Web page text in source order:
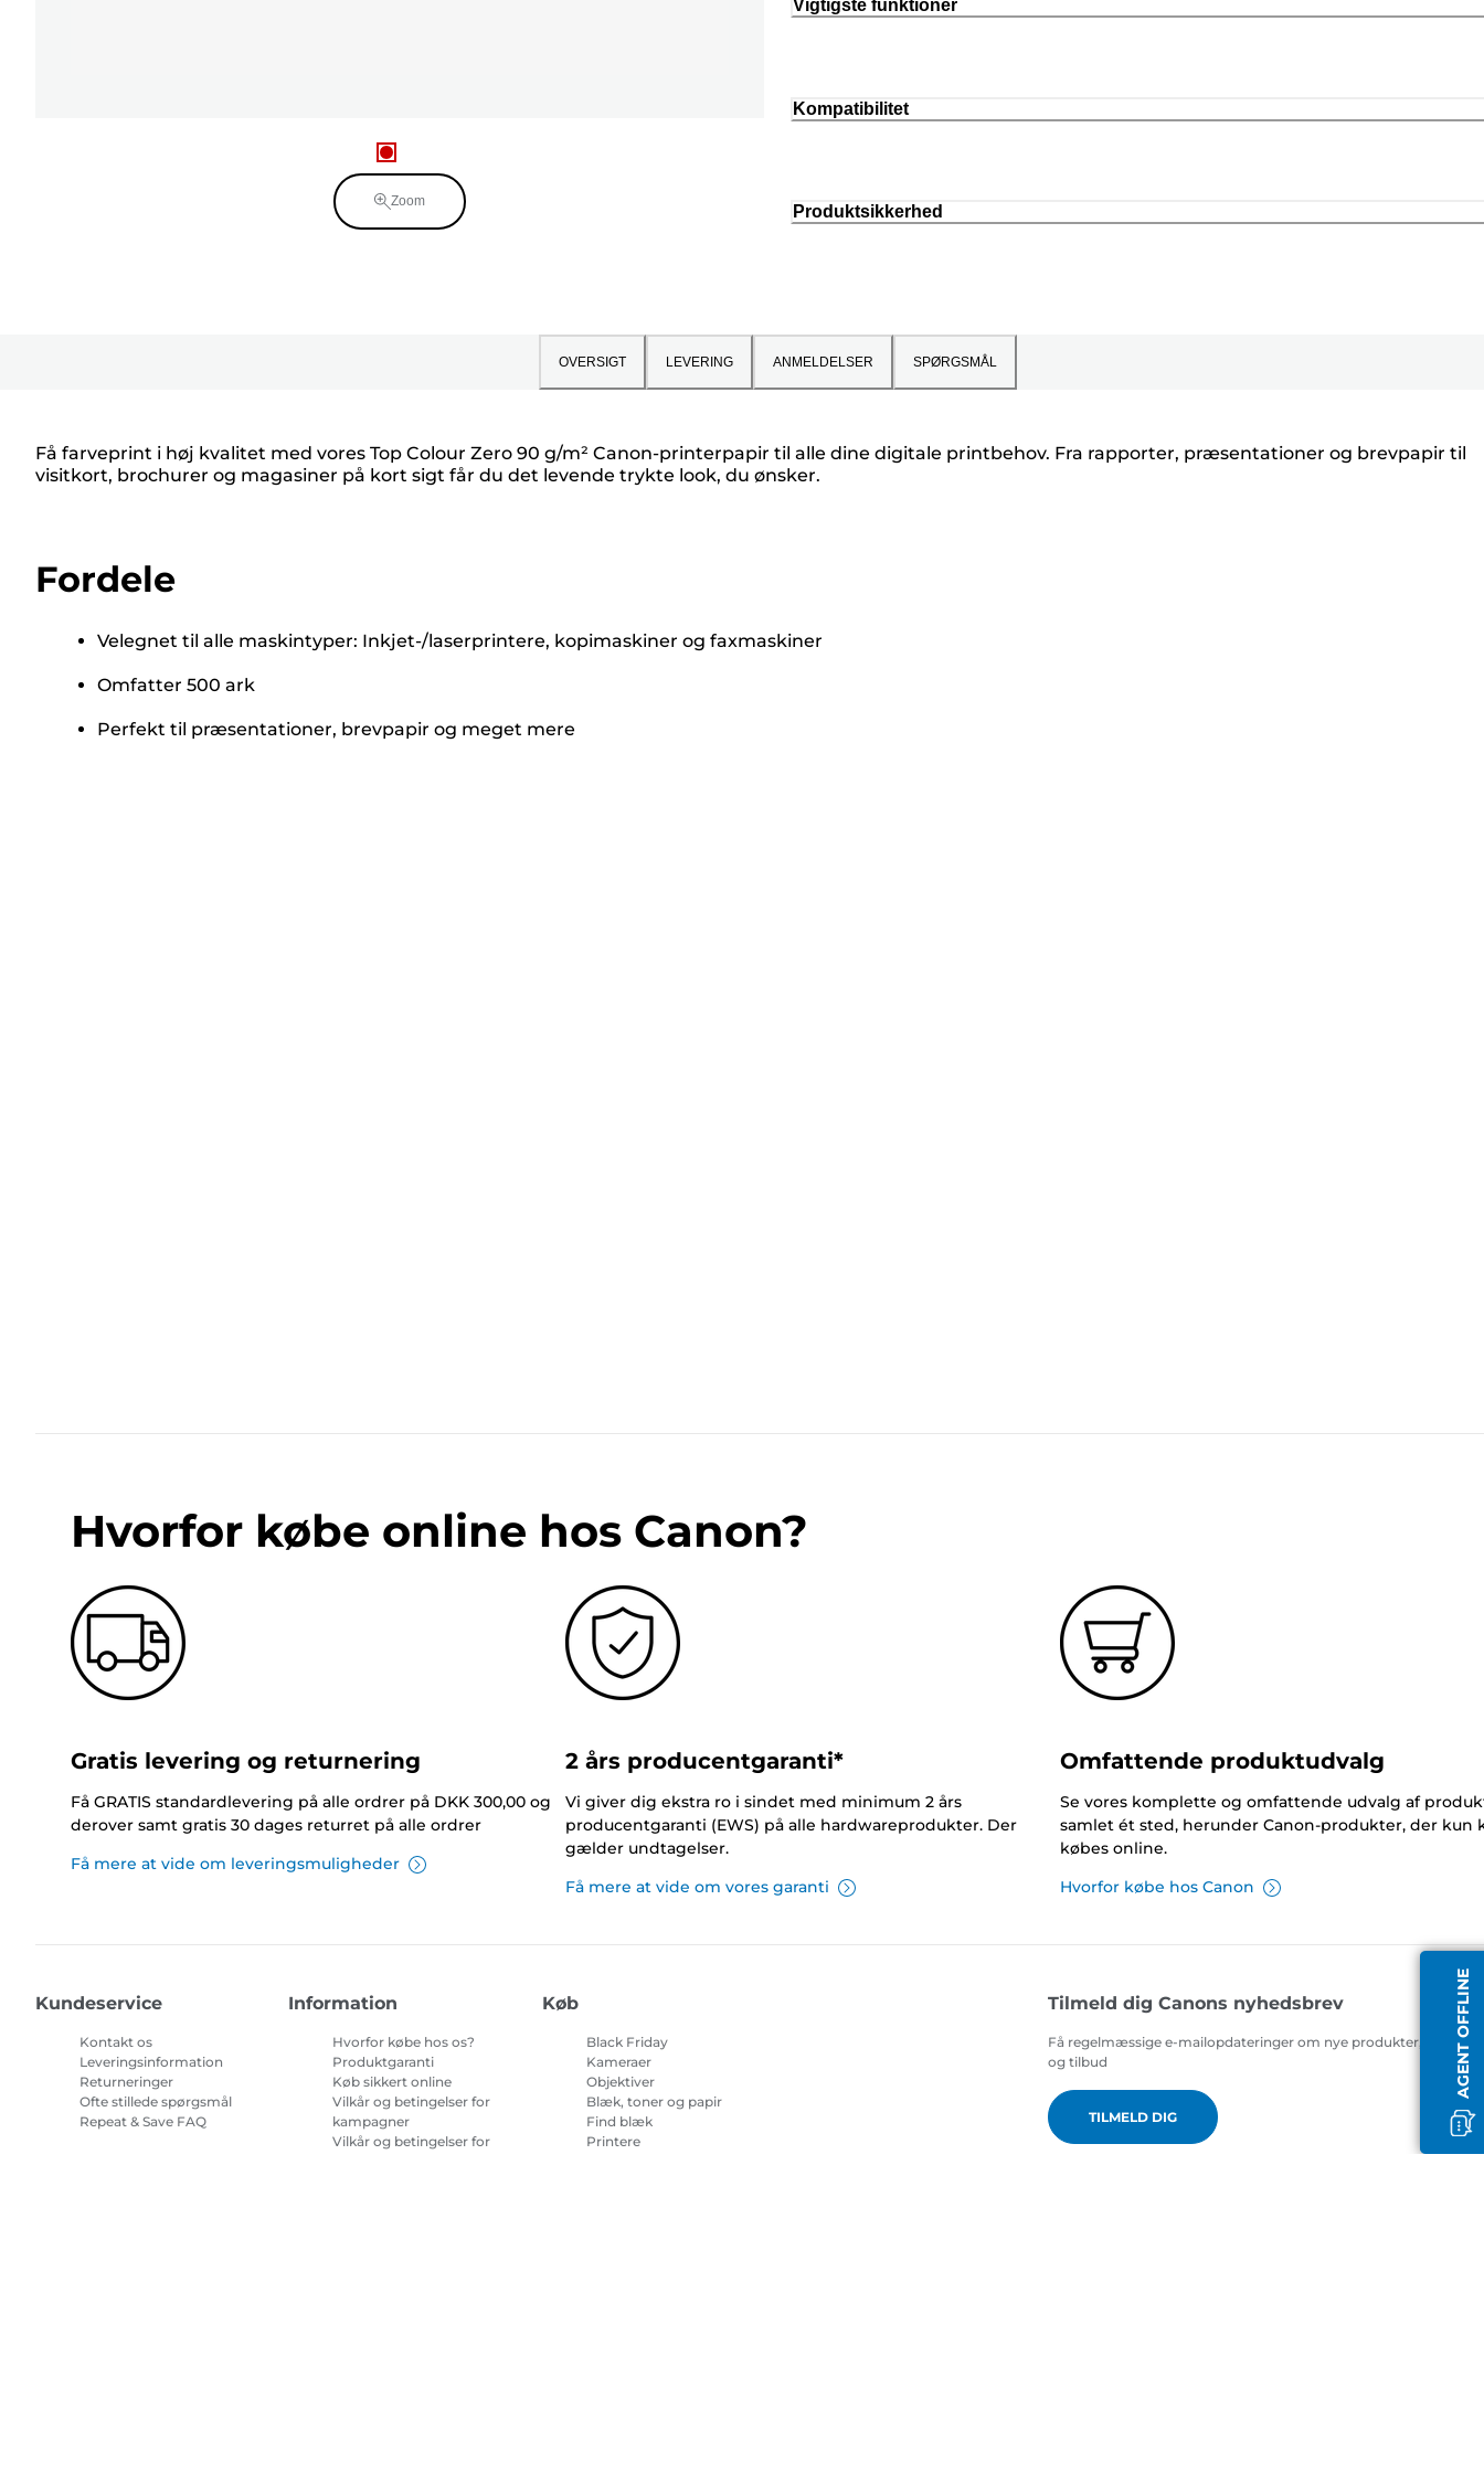
Zoom
Vigtigste funktioner
Kompatibilitet
Produktsikkerhed
OVERSIGT LEVERING ANMELDELSER SPØRGSMÅL
Få farveprint i høj kvalitet med vores Top Colour Zero 90 g/m² Canon-printerpapir til alle dine digitale printbehov. Fra rapporter, præsentationer og brevpapir til
visitkort, brochurer og magasiner på kort sigt får du det levende trykte look, du ønsker.
Fordele
Velegnet til alle maskintyper: Inkjet-/laserprintere, kopimaskiner og faxmaskiner
Omfatter 500 ark
Perfekt til præsentationer, brevpapir og meget mere
AGENT OFFLINE
Hvorfor købe online hos Canon?
Gratis levering og returnering
Få GRATIS standardlevering på alle ordrer på DKK 300,00 og
derover samt gratis 30 dages returret på alle ordrer
Få mere at vide om leveringsmuligheder
2 års producentgaranti*
Vi giver dig ekstra ro i sindet med minimum 2 års
producentgaranti (EWS) på alle hardwareprodukter. Der
gælder undtagelser.
Få mere at vide om vores garanti
Omfattende produktudvalg
Se vores komplette og omfattende udvalg af
samlet ét sted, herunder Canon-produkter, der kun
købes online.
Hvorfor købe hos Canon
Kundeservice
Kontakt os
Leveringsinformation
Returneringer
Ofte stillede spørgsmål
Repeat & Save FAQ
Information
Hvorfor købe hos os?
Produktgaranti
Køb sikkert online
Vilkår og betingelser for
kampagner
Vilkår og betingelser for
Køb
Black Friday
Kameraer
Objektiver
Blæk, toner og papir
Find blæk
Printere
Tilmeld dig Canons nyhedsbrev
Få regelmæssige e-mailopdateringer om nye produkter, nyttige
og tilbud
TILMELD DIG